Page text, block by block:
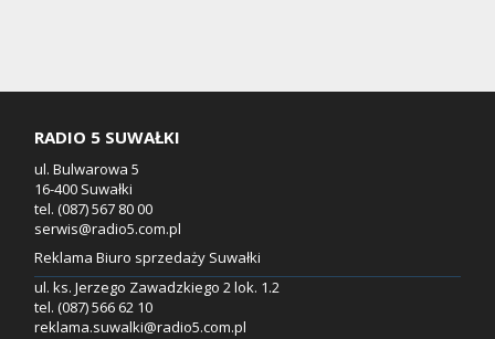
RADIO 5 SUWAŁKI
ul. Bulwarowa 5
16-400 Suwałki
tel. (087) 567 80 00
serwis@radio5.com.pl
Reklama Biuro sprzedaży Suwałki
ul. ks. Jerzego Zawadzkiego 2 lok. 1.2
tel. (087) 566 62 10
reklama.suwalki@radio5.com.pl